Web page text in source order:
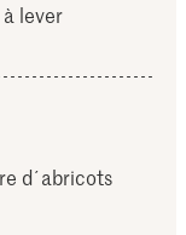
lever
d´abricots